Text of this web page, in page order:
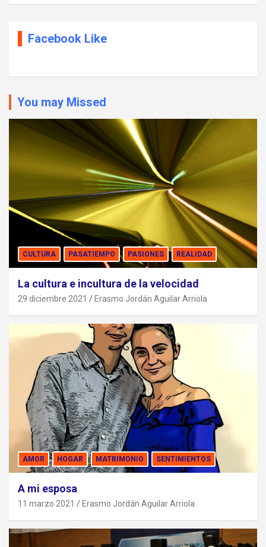
Facebook Like
You may Missed
CULTURA PASATIEMPO PASIONES REALIDAD
La cultura e incultura de la velocidad
29 diciembre 2021 Erasmo Jordán Aguilar Arriola
AMOR HOGAR MATRIMONIO SENTIMIENTOS
A mi esposa
11 marzo 2021 Erasmo Jordán Aguilar Arriola